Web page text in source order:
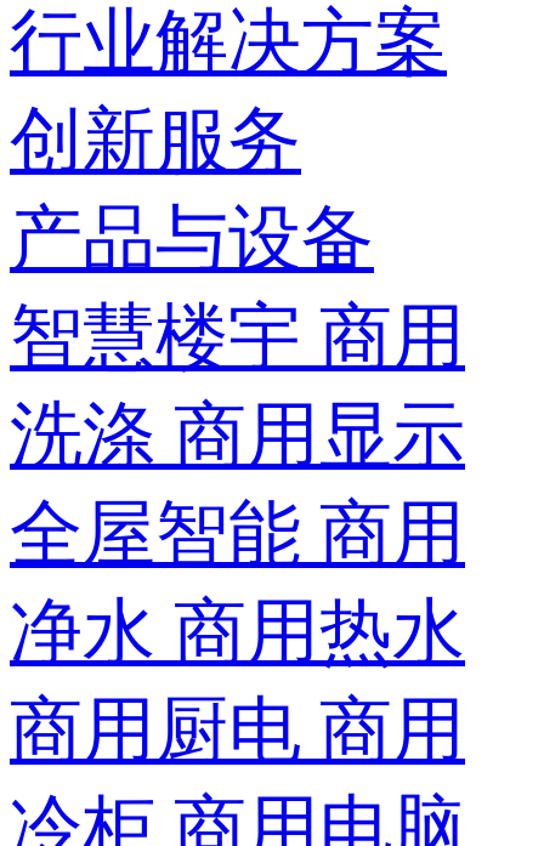
行业解决方案
创新服务
产品与设备
智慧楼宇 商用
洗涤 商用显示
全屋智能 商用
净水 商用热水
商用厨电 商用
冷柜 商用电脑